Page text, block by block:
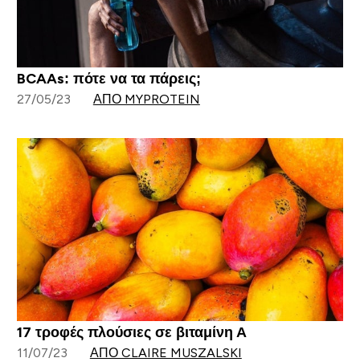
BCAAs: πότε να τα πάρεις;
27/05/23 ΑΠΌ MYPROTEIN
17 τροφές πλούσιες σε βιταμίνη Α
11/07/23 ΑΠΌ CLAIRE MUSZALSKI